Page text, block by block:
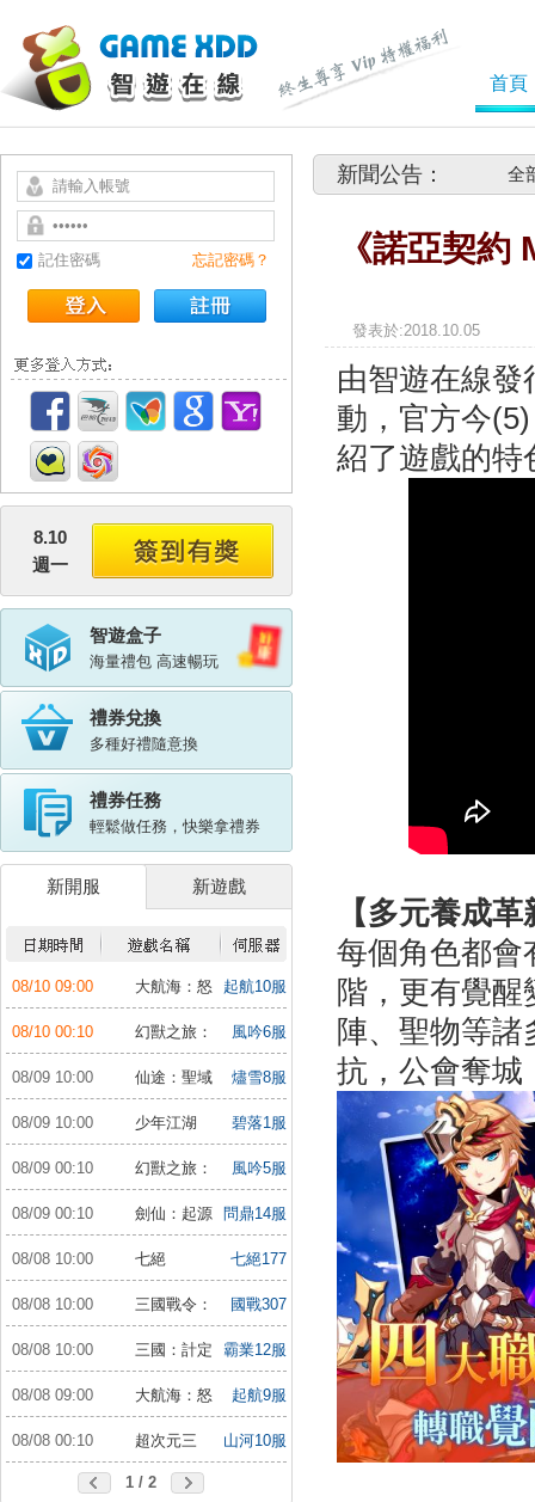
首頁
記住密碼 忘記密碼？
8.10
週一
智遊盒子
海量禮包 高速暢玩
禮券兌換
多種好禮隨意換
禮券任務
輕鬆做任務，快樂拿禮券
新開服 新遊戲
08/10 09:00
大航海：怒
海遠征
起航10服
08/10 00:10
幻獸之旅：
新紀元
風吟6服
08/09 10:00
仙途：聖域
戰場
燼雪8服
08/09 10:00
少年江湖
行：福利版
碧落1服
08/09 00:10
幻獸之旅：
新紀元
風吟5服
08/09 00:10 劍仙：起源 問鼎14服
08/08 10:00 七絕
七絕177
服
08/08 10:00
三國戰令：
戰略版
國戰307
服
08/08 10:00
三國：計定
山河
霸業12服
08/08 09:00
大航海：怒
海遠征
起航9服
08/08 00:10
超次元三
國：儲值送10倍
山河10服
1 / 2
新聞公告： 全
《諾亞契
發表
由智遊在線
動，官方今
紹了遊戲的特
【多元養成
每個角色都會
階，更有覺
陣、聖物等
抗，公會奪城